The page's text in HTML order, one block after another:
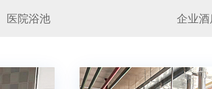
医院浴池 企业酒